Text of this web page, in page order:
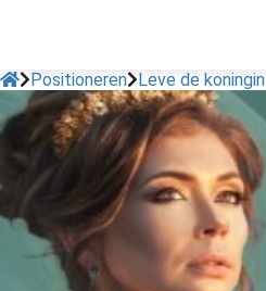
Positioneren Leve de